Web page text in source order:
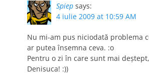
Spiep says:
4 iulie 2009 at 10:59 AM
Nu mi-am pus niciodată problema
ar putea însemna ceva. :o
Pentru o zi în care sunt mai
Denisuca! :))